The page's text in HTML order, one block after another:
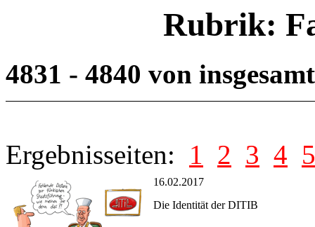
Rubrik:
4831 - 4840 von
Ergebnisseiten: 1 2 3 4 5
16.02.2017
Die Identität der DITIB